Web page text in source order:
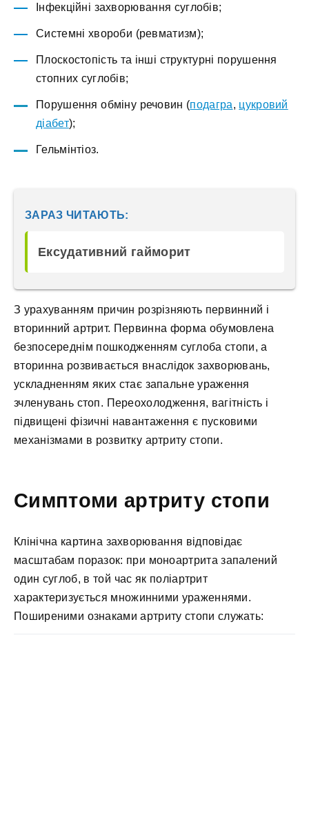
Інфекційні захворювання суглобів;
Системні хвороби (ревматизм);
Плоскостопість та інші структурні порушення
стопних суглобів;
Порушення обміну речовин (подагра, цукровий
діабет);
Гельмінтіоз.
ЗАРАЗ ЧИТАЮТЬ:
Ексудативний гайморит
З урахуванням причин розрізняють первинний і
вторинний артрит. Первинна форма обумовлена ​​
безпосереднім пошкодженням суглоба стопи, а
вторинна розвивається внаслідок захворювань,
ускладненням яких стає запальне ураження
зчленувань стоп. Переохолодження, вагітність і
підвищені фізичні навантаження є пусковими
механізмами в розвитку артриту стопи.
Симптоми артриту стопи
Клінічна картина захворювання відповідає
масштабам поразок: при моноартрита запалений
один суглоб, в той час як поліартрит
характеризується множинними ураженнями.
Поширеними ознаками артриту стопи служать: